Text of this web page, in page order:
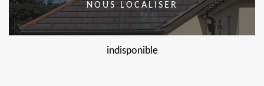
NOUS LOCALISER
indisponible